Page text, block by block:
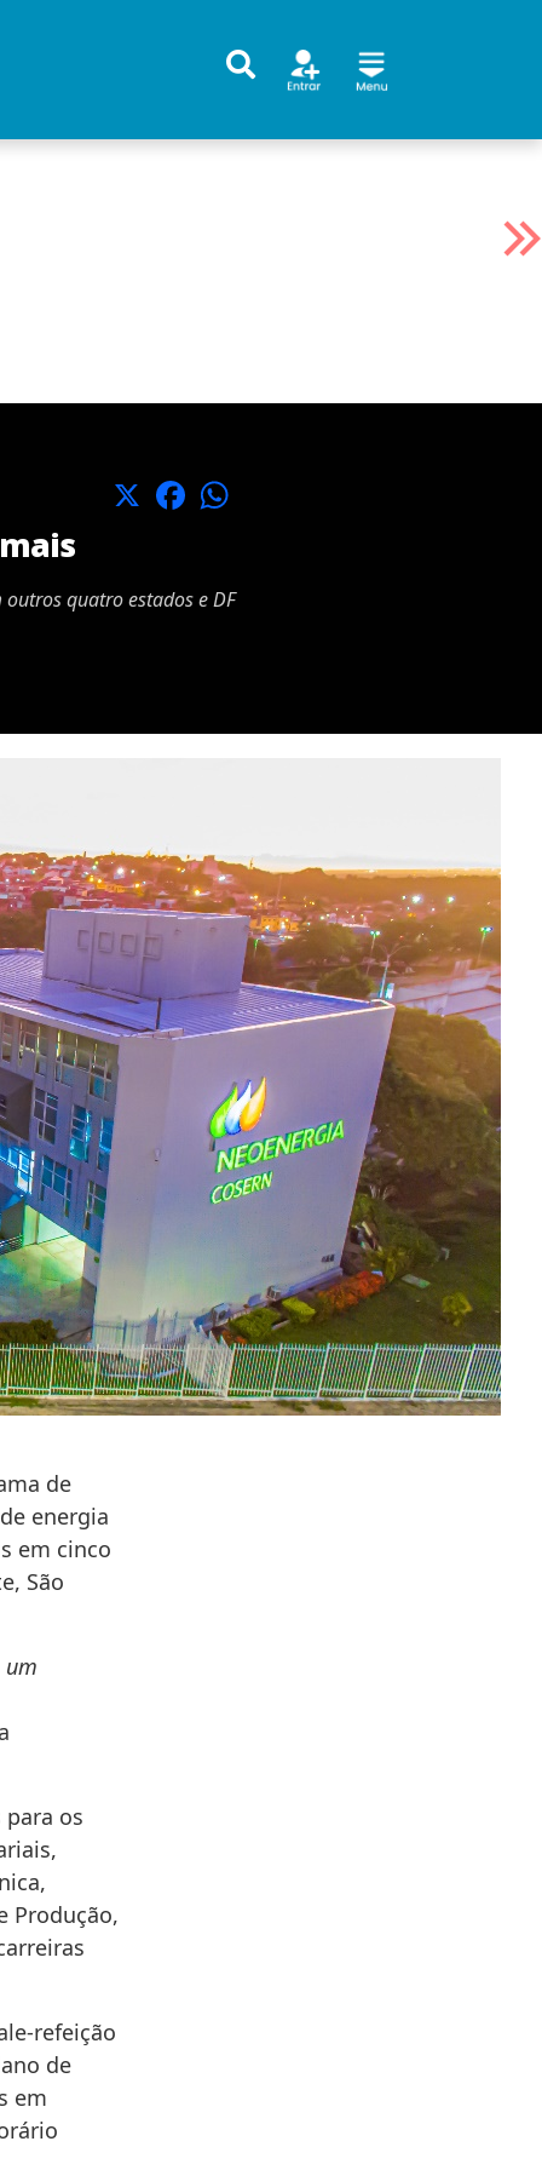
X Facebook
quatro estados e DF
de
energia
em cinco
São
um
os
Produção,
refeição
de
em